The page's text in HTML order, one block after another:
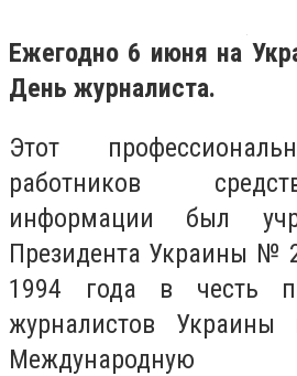
Ежегодно 6 июня на
День журналиста.
Этот
работников
информации был
Президента Украины №
1994 года в честь
журналистов
Международную